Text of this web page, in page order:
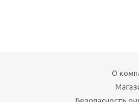
О
Безопасность